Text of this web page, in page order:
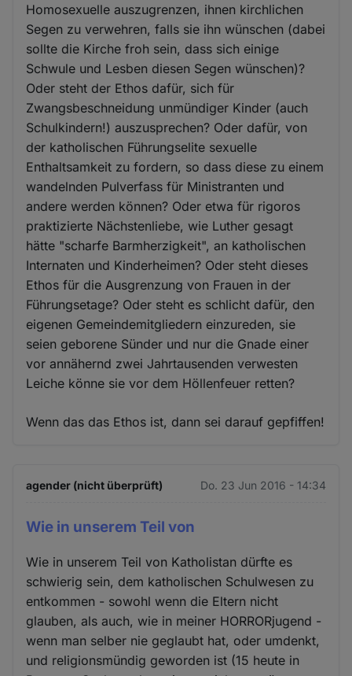
Homosexuelle auszugrenzen, ihnen kirchlichen
Segen zu verwehren, falls sie ihn wünschen (dabei
sollte die Kirche froh sein, dass sich einige
Schwule und Lesben diesen Segen wünschen)?
Oder steht der Ethos dafür, sich für
Zwangsbeschneidung unmündiger Kinder (auch
Schulkindern!) auszusprechen? Oder dafür, von
der katholischen Führungselite sexuelle
Enthaltsamkeit zu fordern, so dass diese zu einem
wandelnden Pulverfass für Ministranten und
andere werden können? Oder etwa für rigoros
praktizierte Nächstenliebe, wie Luther gesagt
hätte "scharfe Barmherzigkeit", an katholischen
Internaten und Kinderheimen? Oder steht dieses
Ethos für die Ausgrenzung von Frauen in der
Führungsetage? Oder steht es schlicht dafür, den
eigenen Gemeindemitgliedern einzureden, sie
seien geborene Sünder und nur die Gnade einer
vor annähernd zwei Jahrtausenden verwesten
Leiche könne sie vor dem Höllenfeuer retten?
Wenn das das Ethos ist, dann sei darauf gepfiffen!
agender (nicht überprüft) Do. 23 Jun 2016 - 14:34
Wie in unserem Teil von
Wie in unserem Teil von Katholistan dürfte es
schwierig sein, dem katholischen Schulwesen zu
entkommen - sowohl wenn die Eltern nicht
glauben, als auch, wie in meiner HORRORjugend -
wenn man selber nie geglaubt hat, oder umdenkt,
und religionsmündig geworden ist (15 heute in